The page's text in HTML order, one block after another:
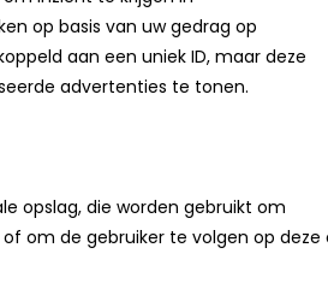
op basis van uw gedrag op
aan een uniek ID, maar deze
advertenties te tonen.
opslag, die worden gebruikt om
om de gebruiker te volgen op deze